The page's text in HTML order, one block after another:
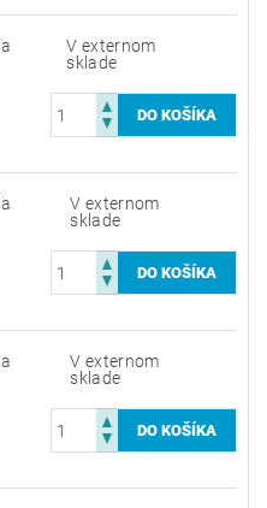
V externom
sklade
V externom
sklade
V externom
sklade